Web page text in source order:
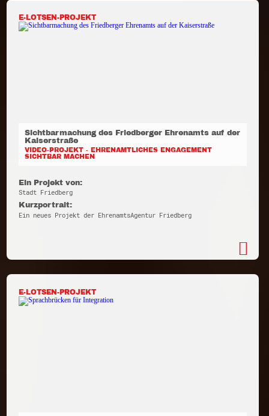
E-LOTSEN-PROJEKT
Sichtbarmachung des Friedberger Ehrenamts auf der
Kaiserstraße
VIDEO-PROJEKT - EHRENAMTLICHES ENGAGEMENT
SICHTBAR MACHEN
Ein Projekt von:
Stadt Friedberg
Kurzportrait:
Ein neues Projekt der EhrenamtsAgentur Friedberg
E-LOTSEN-PROJEKT